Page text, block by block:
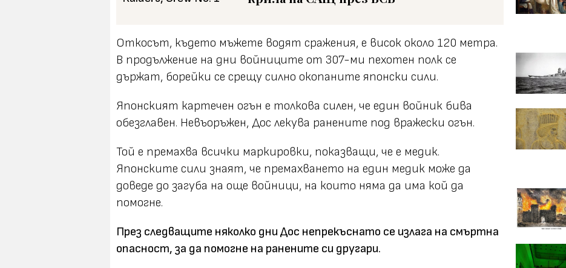
Откосът, където мъжете водят сражения, е висок около 120 метра.
В продължение на дни войниците от 307-ми пехотен полк се
държат, борейки се срещу силно окопаните японски сили.
Японският картечен огън е толкова силен, че един войник бива
обезглавен. Невъоръжен, Дос лекува ранените под вражески огън.
Той е премахва всички маркировки, показващи, че е медик.
Японските сили знаят, че премахването на един медик може да
доведе до загуба на още войници, на които няма да има кой да
помогне.
През следващите няколко дни Дос непрекъснато се излага на смъртна
опасност, за да помогне на ранените си другари.